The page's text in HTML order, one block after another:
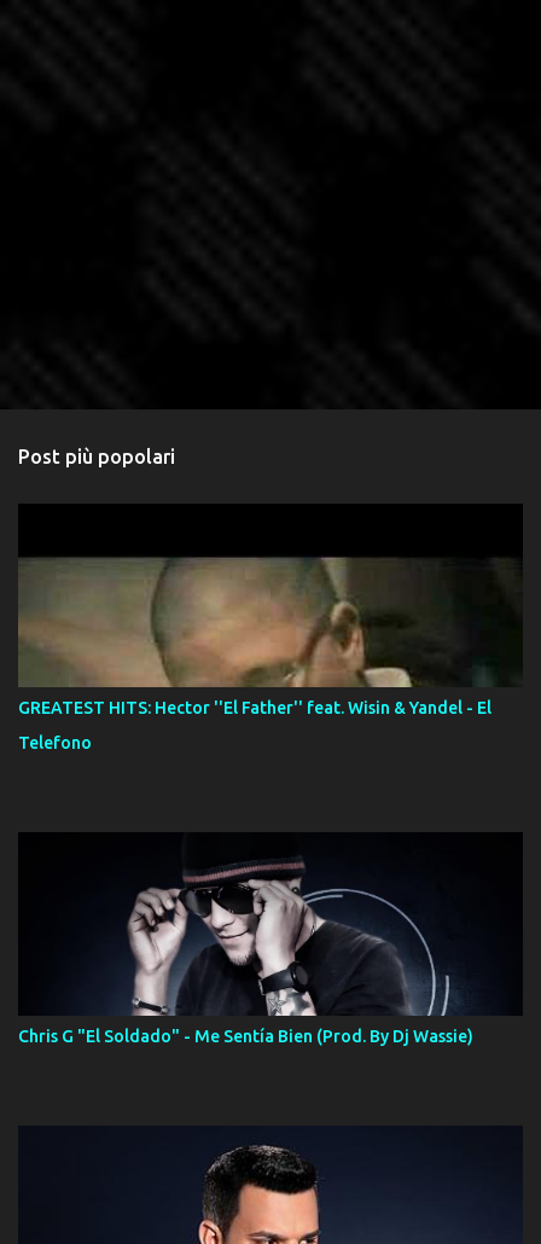
Post più popolari
GREATEST HITS: Hector ''El Father'' feat. Wisin & Yandel - El
Telefono
Chris G "El Soldado" - Me Sentía Bien (Prod. By Dj Wassie)